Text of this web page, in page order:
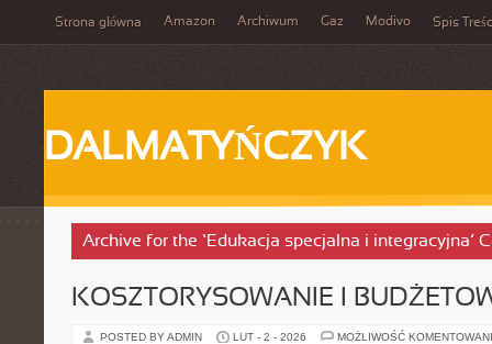
Strona główna Amazon Archiwum Gaz Modivo Spis
DALMATYŃCZYK
Archive for the ‘Edukacja specjalna i integracyjna’
KOSZTORYSOWANIE I
POSTED BY ADMIN LUT - 2 - 2026 MOŻLIWOŚĆ